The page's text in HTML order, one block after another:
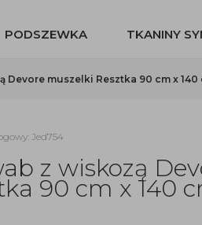
PODSZEWKA TKANINY
Devore muszelki Resztka 90 cm x 140
Jed754
z wiskozą
90 cm x 140